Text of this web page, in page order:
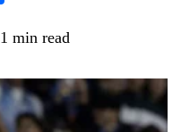
di
vi
di
1 min read